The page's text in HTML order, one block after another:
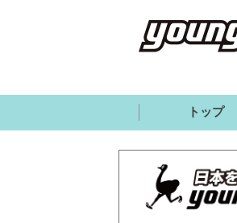
トップ